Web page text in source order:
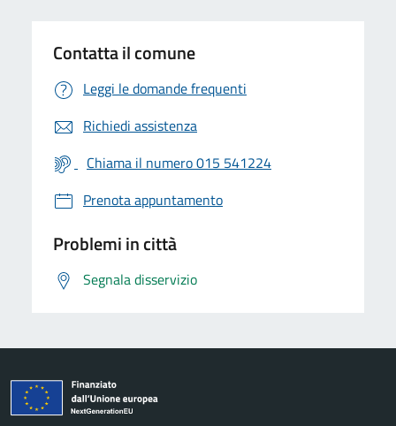
Contatta il comune
Leggi le domande frequenti
Richiedi assistenza
Chiama il numero 015 541224
Prenota appuntamento
Problemi in città
Segnala disservizio